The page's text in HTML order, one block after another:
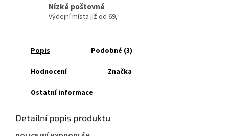
Nízké poštovné
Výdejní místa již od 69,-
Popis Podobné (3)
Hodnocení Značka
Ostatní informace
Detailní popis produktu